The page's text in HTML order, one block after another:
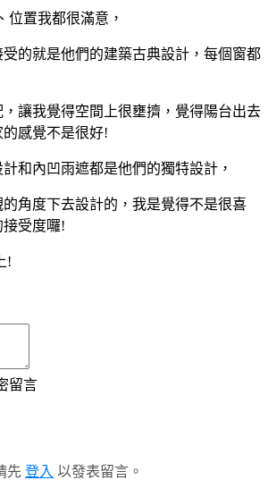
位置我都很滿意，
的就是他們的建築古典設計，每個窗都
，讓我覺得空間上很壅擠，覺得陽台出去
感覺不是很好!
和內凹雨遮都是他們的獨特設計，
角度下去設計的，我是覺得不是很喜
受度囉!
!
留言
先 登入 以發表留言。